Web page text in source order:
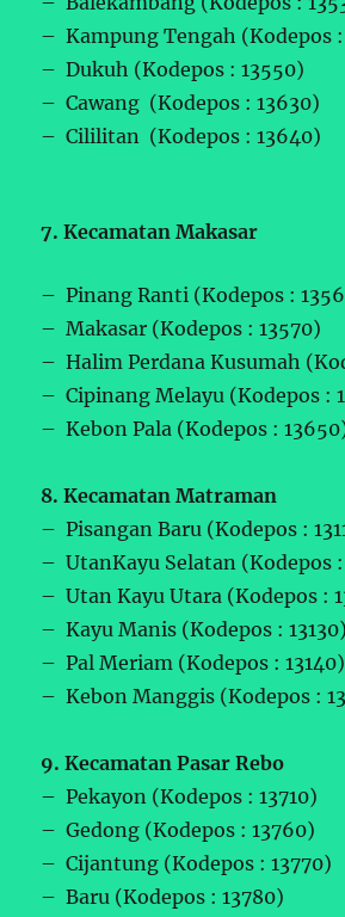
– Kampung Tengah (Kodepos :
– Dukuh (Kodepos : 13550)
– Cawang (Kodepos : 13630)
– Cililitan (Kodepos : 13640)
7. Kecamatan Makasar
– Pinang Ranti (Kodepos :
– Makasar (Kodepos : 13570)
– Halim Perdana Kusumah
– Cipinang Melayu (Kodepos :
– Kebon Pala (Kodepos :
8. Kecamatan Matraman
– Pisangan Baru (Kodepos :
– UtanKayu Selatan (Kodepos :
– Utan Kayu Utara (Kodepos :
– Kayu Manis (Kodepos : 13130)
– Pal Meriam (Kodepos : 13140)
– Kebon Manggis (Kodepos :
9. Kecamatan Pasar Rebo
– Pekayon (Kodepos : 13710)
– Gedong (Kodepos : 13760)
– Cijantung (Kodepos : 13770)
– Baru (Kodepos : 13780)